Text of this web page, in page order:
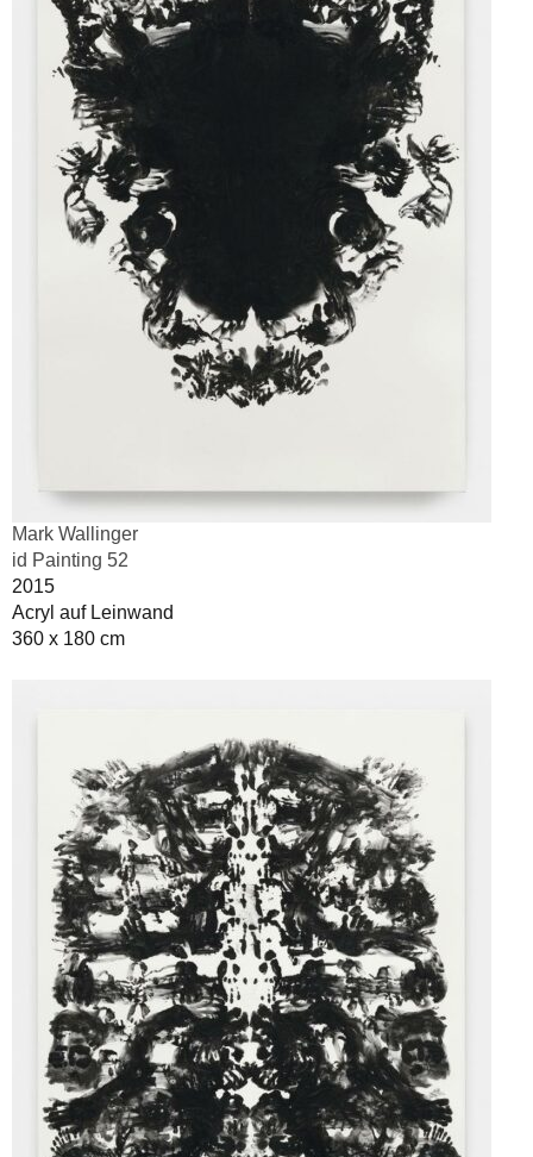
Mark Wallinger
id Painting 52
2015
Acryl auf Leinwand
360 x 180 cm